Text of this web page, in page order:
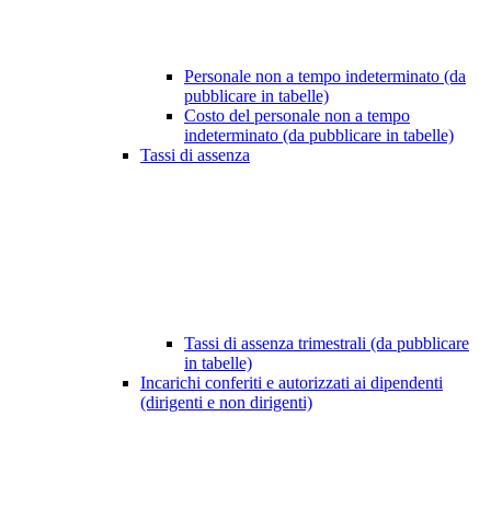
Personale non a tempo indeterminato (da
pubblicare in tabelle)
Costo del personale non a tempo
indeterminato (da pubblicare in tabelle)
Tassi di assenza
Tassi di assenza trimestrali (da pubblicare
in tabelle)
Incarichi conferiti e autorizzati ai dipendenti
(dirigenti e non dirigenti)